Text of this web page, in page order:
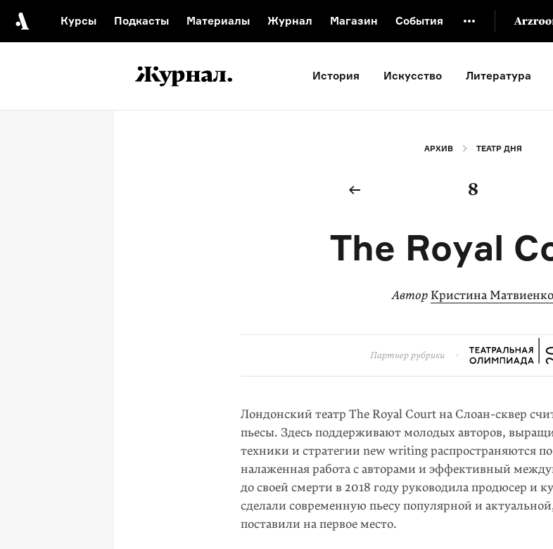
Курсы Подкасты Материалы Журнал Магазин События
Видеоистория русской культуры
Русский язык от «гой еси» до
История Искусство Литература
АРХИВ ТЕАТР ДНЯ
8
The Royal
АвторКристина Матвиенко
Партнер рубрики
Лондонский театр The Royal Court на Слоан-сквер
пьесы. Здесь поддерживают молодых авторов,
техники и стратегии new writing распространяются
налаженная работа с авторами и эффективный
до своей смерти в 2018 году руководила продюсер и
сделали современ­ную пьесу популярной и
поставили на первое место.